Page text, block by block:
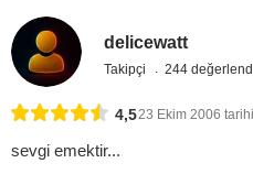
delicewatt
Takipçi 244
4,523 Ekim 2006
sevgi emektir...